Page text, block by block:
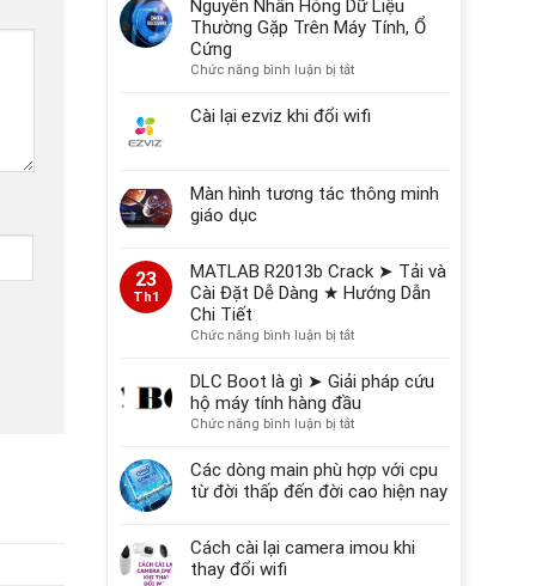
YẾT
GIÁ
2026
Nguyên Nhân Hỏng Dữ Liệu
Thường Gặp Trên Máy Tính, Ổ
Cứng
Chức năng bình luận bị tắtở
Nhân
Thường
Tính,
Ổ
Cài lại ezviz khi đổi wifi
Màn hình tương tác thông minh
giáo dục
23
Th1
MATLAB R2013b Crack ➤ Tải và
Cài Đặt Dễ Dàng ★ Hướng Dẫn
Chi Tiết
Chức năng bình luận bị tắtở
R2013b
Crack
➤
Cài
Đặt
★
DLC Boot là gì ➤ Giải pháp cứu
hộ máy tính hàng đầu
Chức năng bình luận bị tắtở
Boot
là
Giải
Các dòng main phù hợp với cpu
từ đời thấp đến đời cao hiện nay
Cách cài lại camera imou khi
thay đổi wifi